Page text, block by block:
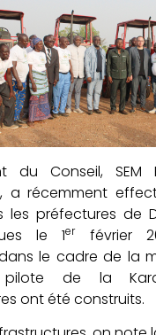
du Conseil, SEM
a récemment
les préfectures de
le 1erfévrier
dans le cadre de la
pilote de la
ont été construits.